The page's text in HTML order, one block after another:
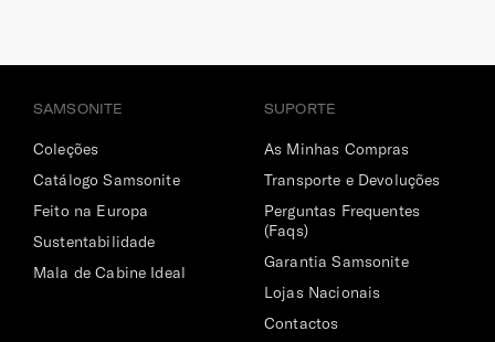
SAMSONITE
Coleções
Catálogo Samsonite
Feito na Europa
Sustentabilidade
Mala de Cabine Ideal
SUPORTE
As Minhas Compras
Transporte e Devoluções
Perguntas Frequentes
(Faqs)
Garantia Samsonite
Lojas Nacionais
Contactos